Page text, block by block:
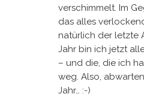
verschimmelt. Im
das alles
natürlich der letzte
Jahr bin ich jetzt
– und die, die ich
weg. Also,
Jahr… :-)